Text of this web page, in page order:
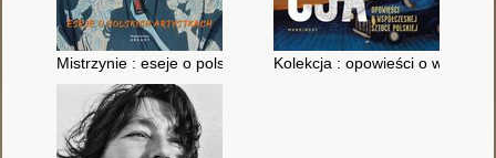
Mistrzynie : eseje o polskich artystkachKolekcja : opowieści o